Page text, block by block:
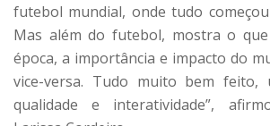
futebol mundial, onde tudo
Mas além do futebol, mostra o
época, a importância e impacto do
vice-versa. Tudo muito bem
qualidade e interatividade”,